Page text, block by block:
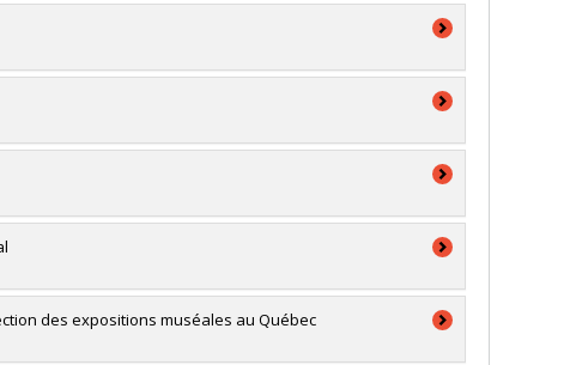
des expositions muséales au Québec